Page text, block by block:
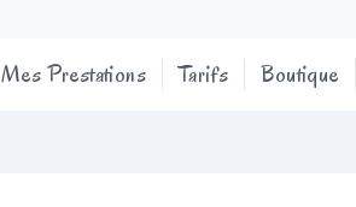
Mes Prestations Tarifs Boutique